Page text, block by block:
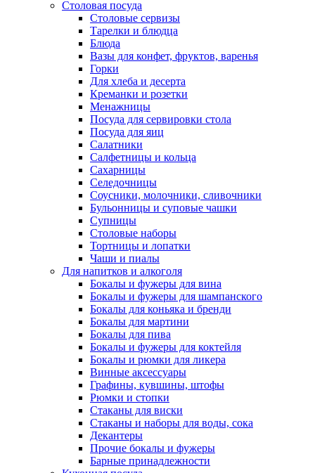
Столовая посуда
Столовые сервизы
Тарелки и блюдца
Блюда
Вазы для конфет, фруктов, варенья
Горки
Для хлеба и десерта
Креманки и розетки
Менажницы
Посуда для сервировки стола
Посуда для яиц
Салатники
Салфетницы и кольца
Сахарницы
Селедочницы
Соусники, молочники, сливочники
Бульонницы и суповые чашки
Супницы
Столовые наборы
Тортницы и лопатки
Чаши и пиалы
Для напитков и алкоголя
Бокалы и фужеры для вина
Бокалы и фужеры для шампанского
Бокалы для коньяка и бренди
Бокалы для мартини
Бокалы для пива
Бокалы и фужеры для коктейля
Бокалы и рюмки для ликера
Винные аксессуары
Графины, кувшины, штофы
Рюмки и стопки
Стаканы для виски
Стаканы и наборы для воды, сока
Декантеры
Прочие бокалы и фужеры
Барные принадлежности